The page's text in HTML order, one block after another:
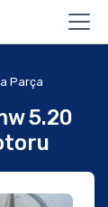
Parça
5.20